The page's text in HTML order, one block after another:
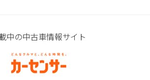
中の中古車情報サイト